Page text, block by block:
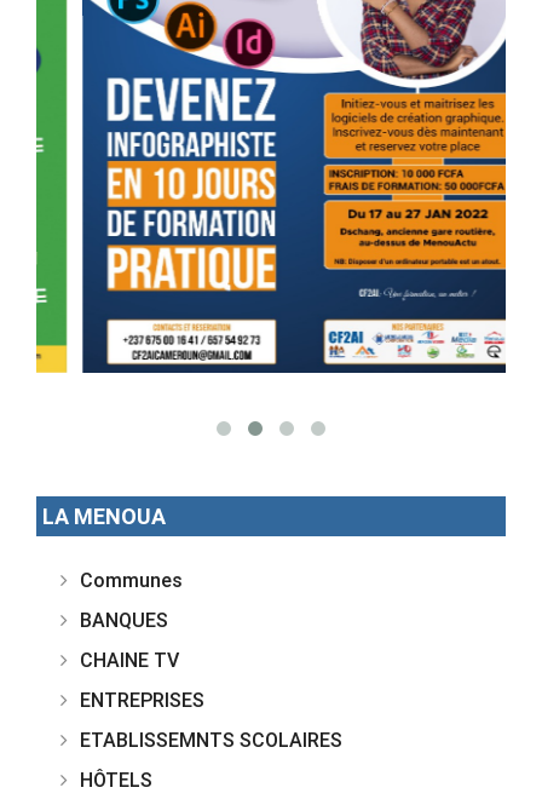
LA MENOUA
Communes
BANQUES
CHAINE TV
ENTREPRISES
ETABLISSEMNTS SCOLAIRES
HÔTELS